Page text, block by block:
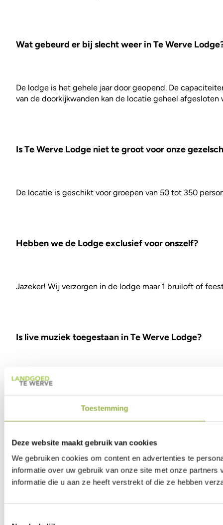
Toestemming
Deze website maakt gebruik van cookies
We gebruiken cookies om content en advertenties te
informatie over uw gebruik van onze site met onze
informatie die u aan ze heeft verstrekt of die ze hebben
Wat gebeurd er bij slecht weer in Te Werve
De lodge is het gehele jaar door geopend. De
van de doorkijkwanden kan de locatie geheel
Is Te Werve Lodge niet te groot voor onze
De locatie is geschikt voor groepen van 50 tot 350
Hebben we de Lodge exclusief voor onszelf?
Jazeker! Wij verzorgen in de lodge maar 1 bruiloft of
Is live muziek toegestaan in Te Werve Lodge?
Wij zorgen ervoor dat er gedurende de dag lekkere
Kunnen we een cocktail bar inhuren?